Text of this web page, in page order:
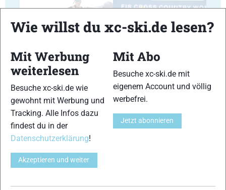
23 24
25 26
Wie willst du xc-ski.de lesen?
Mit Werbung
weiterlesen
Besuche xc-ski.de wie
gewohnt mit Werbung und
Tracking. Alle Infos dazu
findest du in der
Datenschutzerklärung!
Akzeptieren und weiter
Mit Abo
Besuche xc-ski.de mit
eigenem Account und völlig
werbefrei.
Jetzt abonnieren